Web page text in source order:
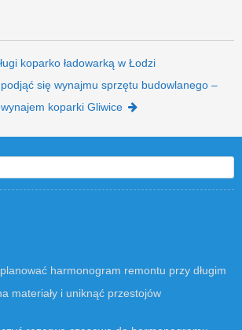
koparko ładowarką w Łodzi
się wynajmu sprzętu budowlanego –
wynajem koparki Gliwice
harmonogram remontu przy długim
materiały i uniknąć przestojów